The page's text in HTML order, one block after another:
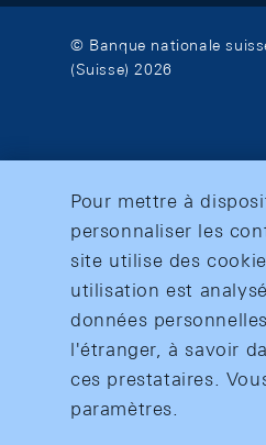
© Banque nationale
(Suisse) 2026
Pour mettre à
personnaliser les
site utilise des
utilisation est
données
l'étranger, à savoir
ces prestataires.
paramètres.